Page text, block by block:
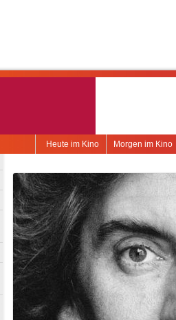
Morgen im Kino
Heute im Kino